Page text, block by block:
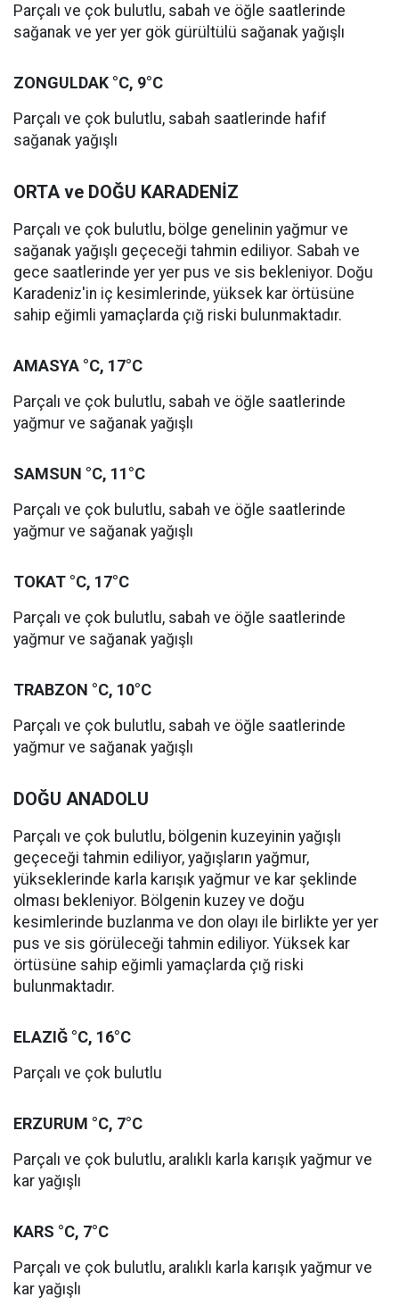
Parçalı ve çok bulutlu, sabah ve öğle saatlerinde
sağanak ve yer yer gök gürültülü sağanak yağışlı
ZONGULDAK °C, 9°C
Parçalı ve çok bulutlu, sabah saatlerinde hafif
sağanak yağışlı
ORTA ve DOĞU KARADENİZ
Parçalı ve çok bulutlu, bölge genelinin yağmur ve
sağanak yağışlı geçeceği tahmin ediliyor. Sabah ve
gece saatlerinde yer yer pus ve sis bekleniyor. Doğu
Karadeniz'in iç kesimlerinde, yüksek kar örtüsüne
sahip eğimli yamaçlarda çığ riski bulunmaktadır.
AMASYA °C, 17°C
Parçalı ve çok bulutlu, sabah ve öğle saatlerinde
yağmur ve sağanak yağışlı
SAMSUN °C, 11°C
Parçalı ve çok bulutlu, sabah ve öğle saatlerinde
yağmur ve sağanak yağışlı
TOKAT °C, 17°C
Parçalı ve çok bulutlu, sabah ve öğle saatlerinde
yağmur ve sağanak yağışlı
TRABZON °C, 10°C
Parçalı ve çok bulutlu, sabah ve öğle saatlerinde
yağmur ve sağanak yağışlı
DOĞU ANADOLU
Parçalı ve çok bulutlu, bölgenin kuzeyinin yağışlı
geçeceği tahmin ediliyor, yağışların yağmur,
yükseklerinde karla karışık yağmur ve kar şeklinde
olması bekleniyor. Bölgenin kuzey ve doğu
kesimlerinde buzlanma ve don olayı ile birlikte yer yer
pus ve sis görüleceği tahmin ediliyor. Yüksek kar
örtüsüne sahip eğimli yamaçlarda çığ riski
bulunmaktadır.
ELAZIĞ °C, 16°C
Parçalı ve çok bulutlu
ERZURUM °C, 7°C
Parçalı ve çok bulutlu, aralıklı karla karışık yağmur ve
kar yağışlı
KARS °C, 7°C
Parçalı ve çok bulutlu, aralıklı karla karışık yağmur ve
kar yağışlı